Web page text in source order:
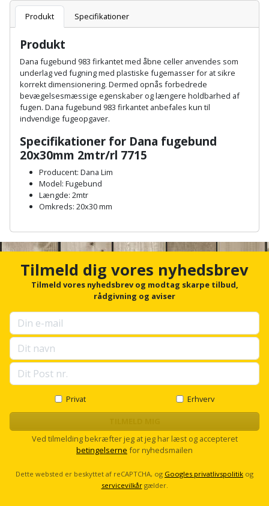
Fugtsikring
Garageport
Gelænder
Gips
Hardieplank
brædder
Hemsestige
Isolering
Komposit
terrassebrædder
og
fundablokke
Lofter
Lofttrapper
og
Fugepistol
skumpistol
Gevindskærer
Gipsværktøj
Glasløfter
Glasskærer
Hæftepistol
-
hammer
Hammer
Kiler
Kloakrenser
Kniv
hobbykniv
Koben
Kridtsnor
Betonsliber
Bindemaskine
Bits
Bor
Bordrundsav
Bore-
skruemaskine
Borehammer
Detektor
Diamantskæremaskine
Diamantslibertilbehør
Dykkerpistol
Excentersliber
Excenterslibertilbehør
Motorenhed
Motorsav
og
kædesav
Motorsav
og
kædesav
tilbehør
Pælebor
Plæneklipper
tilbehør
Robotplæneklipper
Robotplæneklipper
tilbehør
Vandpumpe
Vinduesvasker
Brænde
Brændeovn
Brandslukker
Brugskunst
Damprengøring
Dørmåtte
Drivhus
Drivhustilbehør
Flagstænger
til
hus
og
opbevaring
og
afrensning
Spartelmasse
til
væg
Tape
Rør
fittings
Stålvask
Ventilation
og
Guides
Gaveideer
Aktiviteter
Produkt Specifikationer
Produkt
Dana fugebund 983 firkantet med åbne celler anvendes som
underlag ved fugning med plastiske fugemasser for at sikre
korrekt dimensionering. Dermed opnås forbedrede
bevægelsesmæssige egenskaber og længere holdbarhed af
fugen. Dana fugebund 983 firkantet anbefales kun til
indvendige fugeopgaver.
Specifikationer for Dana fugebund
20x30mm 2mtr/rl 7715
Producent: Dana Lim
Model: Fugebund
Længde: 2mtr
Omkreds: 20x30 mm
c
r
u
p
s
e
l
l
o
Tilmeld dig vores nyhedsbrev
Tilmeld vores nyhedsbrev og modtag skarpe tilbud,
rådgivning og aviser
Privat Erhverv
Ved tilmelding bekræfter jeg at jeg har læst og accepteret
betingelserne for nyhedsmailen
Dette websted er beskyttet af reCAPTCHA, og Googles privatlivspolitik og
servicevilkårgælder.